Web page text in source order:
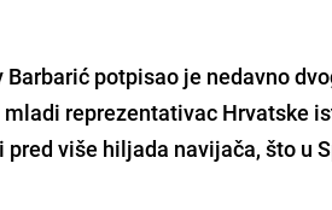
Barbarić potpisao je nedavno
reprezentativac Hrvatske
više hiljada navijača, što u